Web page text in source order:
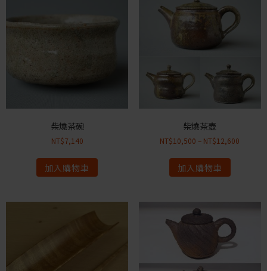
柴燒茶碗
NT$7,140
加入購物車
柴燒茶壺
NT$10,500 – NT$12,600
加入購物車